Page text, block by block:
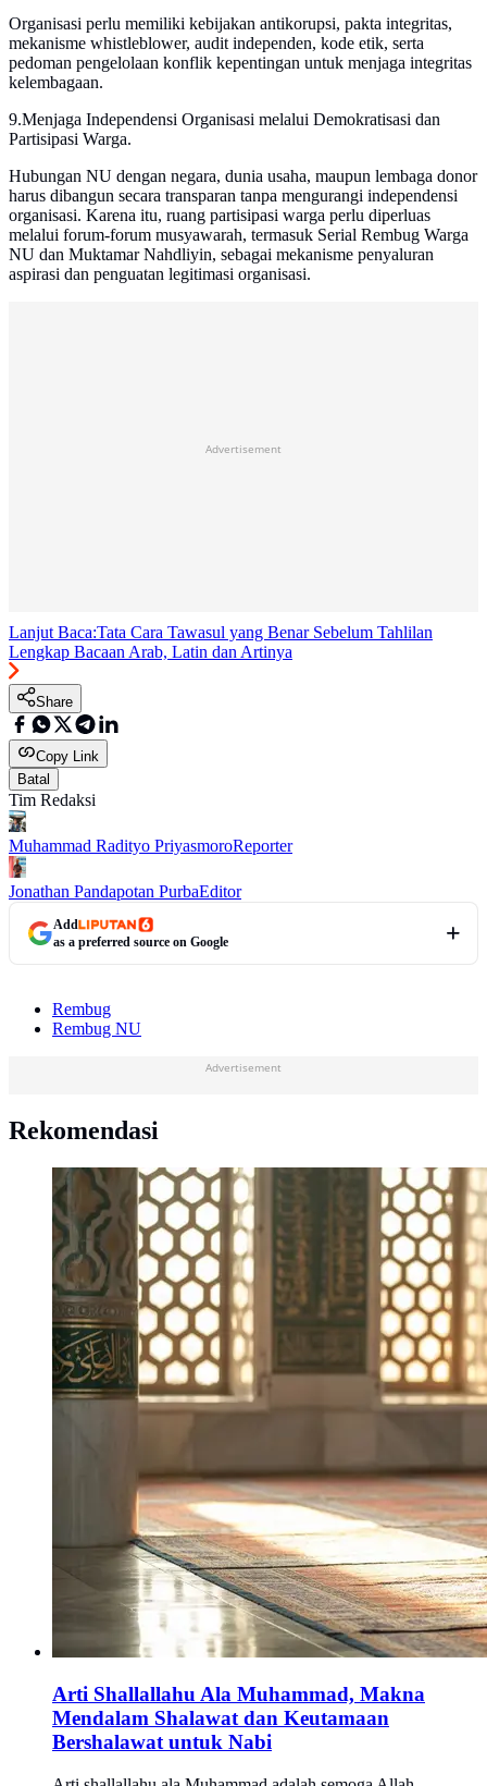
Organisasi perlu memiliki kebijakan antikorupsi, pakta integritas,
mekanisme whistleblower, audit independen, kode etik, serta
pedoman pengelolaan konflik kepentingan untuk menjaga integritas
kelembagaan.
9.Menjaga Independensi Organisasi melalui Demokratisasi dan
Partisipasi Warga.
Hubungan NU dengan negara, dunia usaha, maupun lembaga donor
harus dibangun secara transparan tanpa mengurangi independensi
organisasi. Karena itu, ruang partisipasi warga perlu diperluas
melalui forum-forum musyawarah, termasuk Serial Rembug Warga
NU dan Muktamar Nahdliyin, sebagai mekanisme penyaluran
aspirasi dan penguatan legitimasi organisasi.
Advertisement
Lanjut Baca:Tata Cara Tawasul yang Benar Sebelum Tahlilan
Lengkap Bacaan Arab, Latin dan Artinya
Share
Copy Link
Batal
Tim Redaksi
Muhammad Radityo PriyasmoroReporter
Jonathan Pandapotan PurbaEditor
Add
as a preferred source on Google
Rembug
Rembug NU
Advertisement
Rekomendasi
Arti Shallallahu Ala Muhammad, Makna
Mendalam Shalawat dan Keutamaan
Bershalawat untuk Nabi